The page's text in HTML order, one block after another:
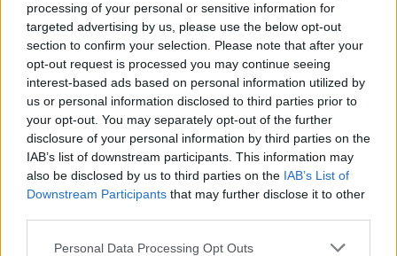
processing of your personal or sensitive information for
targeted advertising by us, please use the below opt-out
section to confirm your selection. Please note that after your
opt-out request is processed you may continue seeing
interest-based ads based on personal information utilized by
us or personal information disclosed to third parties prior to
your opt-out. You may separately opt-out of the further
disclosure of your personal information by third parties on the
IAB’s list of downstream participants. This information may
also be disclosed by us to third parties on the IAB’s List of
Downstream Participants that may further disclose it to other
Personal Data Processing Opt Outs